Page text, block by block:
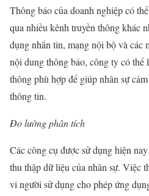
Thông báo của doanh nghiệp có
qua nhiều kênh truyền thông khác
dụng nhắn tin, mạng nội bộ và các
nội dung thông báo, công ty có thể
thông phù hợp để giúp nhân sự
thông tin.
Đo lường phân tích
Các công cụ được sử dụng hiện
thu thập dữ liệu của nhân sự. Việc
vi người sử dụng cho phép ứng